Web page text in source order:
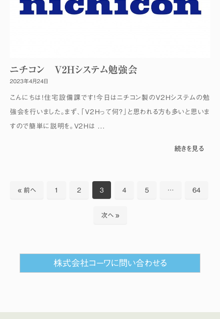
ニチコン V2Hシステム勉強会
2023年4月24日
こんにちは！住宅設備課です！今日はニチコン製のV2Hシステムの勉
強会を行いました。まず、「V2Hって何？」と思われる方も多いと思いま
すので簡単に説明を。V2Hは ...
続きを見る
« 前へ 1 2 3 4 5 … 64
次へ »
株式会社コーワに問い合わせる